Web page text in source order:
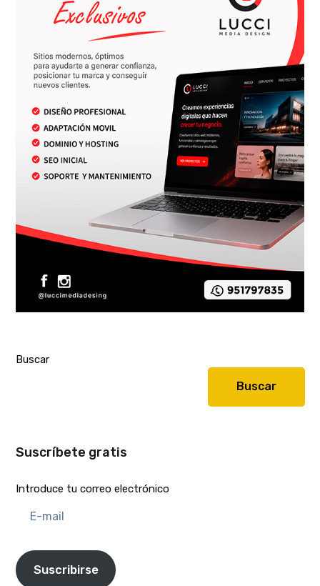
Buscar
Buscar
Suscríbete gratis
Introduce tu correo electrónico
mail
Suscribirse